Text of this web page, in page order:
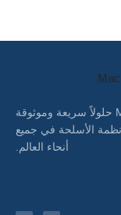
توفر شركة MAC Aerospace Corporation حلولاً سريعة وموثوقة
الأسلحة في جميع
أنحاء العالم.